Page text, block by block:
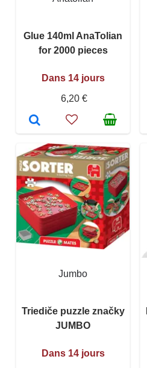
Glue 140ml AnaTolian
for 2000 pieces
Dans 14 jours
6,20 €
Jumbo
Triediče puzzle značky
JUMBO
Dans 14 jours